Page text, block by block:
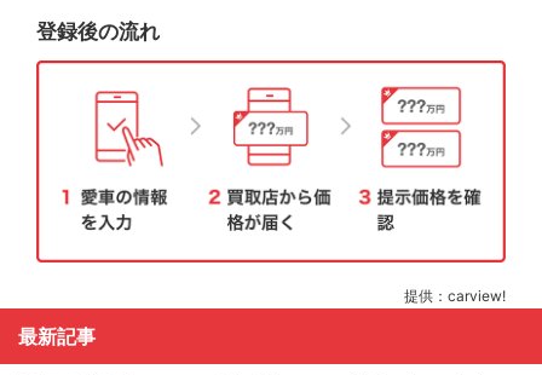
登録後の流れ
提供：carview!
最新記事